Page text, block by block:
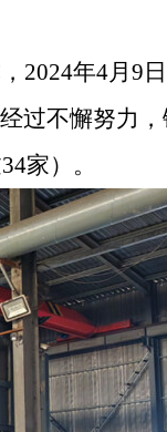
2024年4月 9
过不懈努力
34家）。